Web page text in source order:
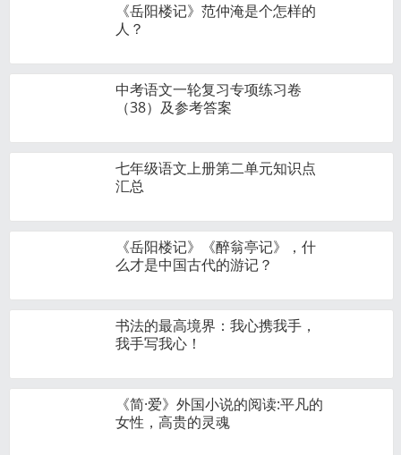
《岳阳楼记》范仲淹是个怎样的
人？
中考语文一轮复习专项练习卷
（38）及参考答案
七年级语文上册第二单元知识点
汇总
《岳阳楼记》《醉翁亭记》，什
么才是中国古代的游记？
书法的最高境界：我心携我手，
我手写我心！
《简·爱》外国小说的阅读:平凡的
女性，高贵的灵魂